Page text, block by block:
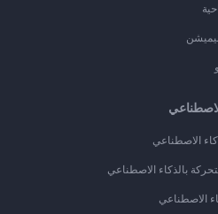
الاصطناعي
بالذكاء الاصطناعي
الاصطناعي